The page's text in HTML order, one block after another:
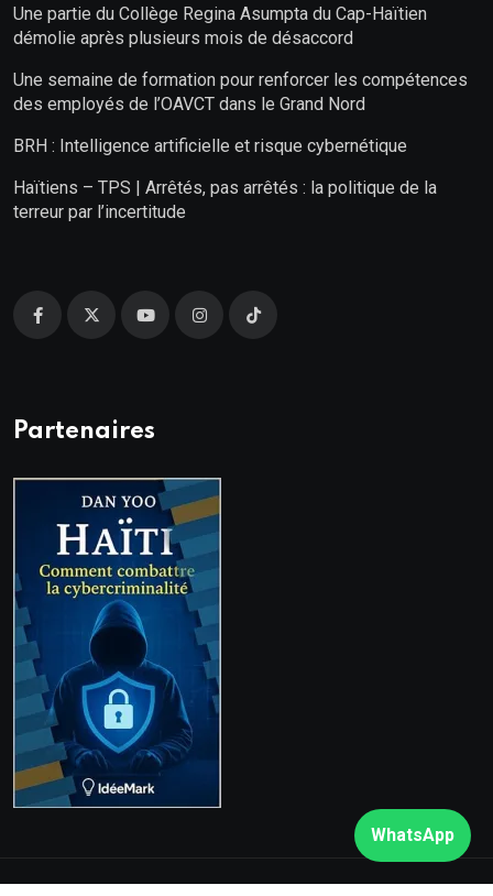
WhatsApp
Une partie du Collège Regina Asumpta du Cap-Haïtien
démolie après plusieurs mois de désaccord
Une semaine de formation pour renforcer les compétences
des employés de l’OAVCT dans le Grand Nord
BRH : Intelligence artificielle et risque cybernétique
Haïtiens – TPS | Arrêtés, pas arrêtés : la politique de la
terreur par l’incertitude
Partenaires